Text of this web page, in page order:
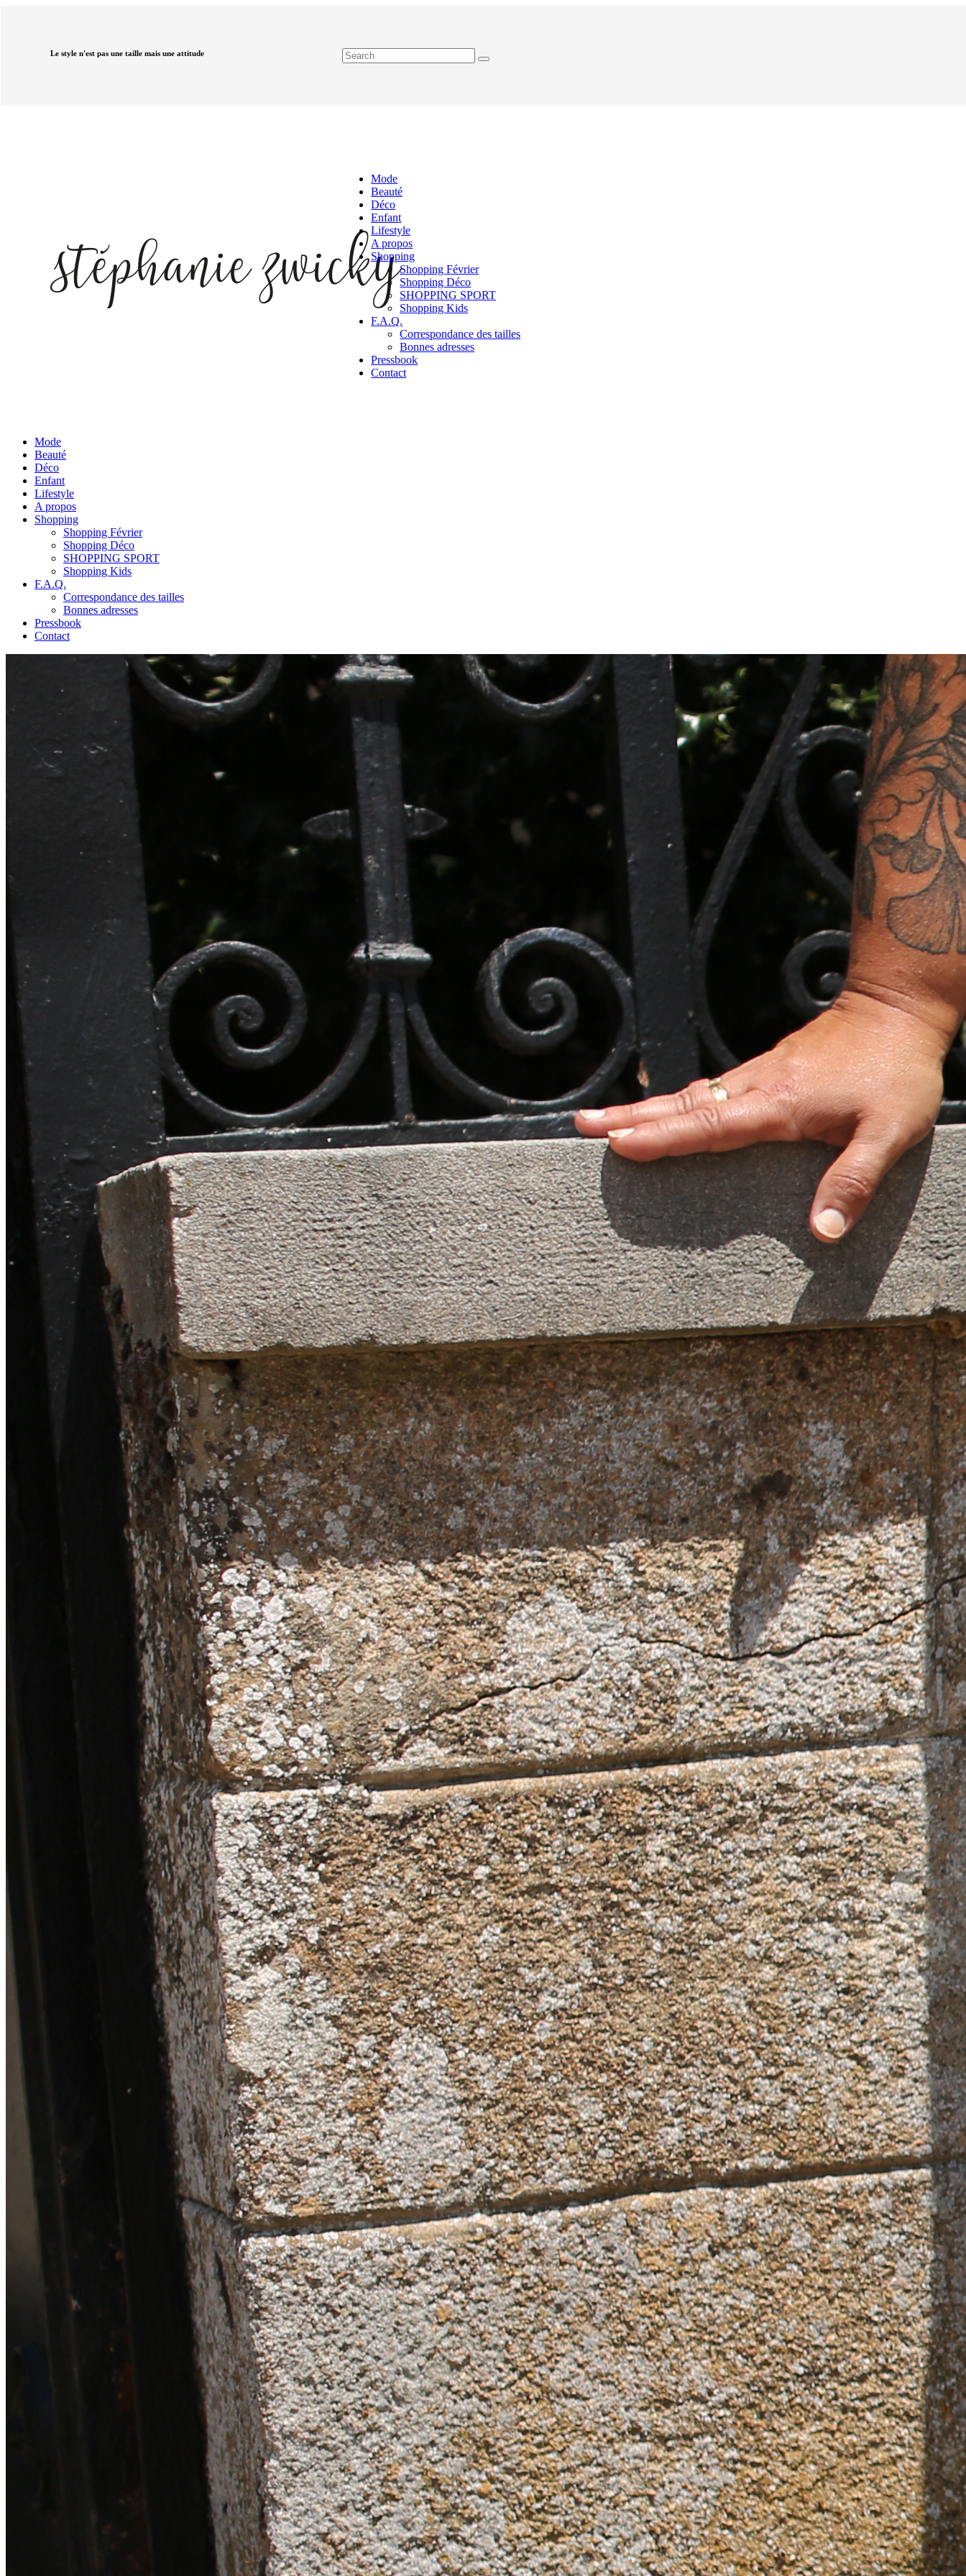
Le style n'est pas une taille mais une attitude
Mode
Beauté
Déco
Enfant
Lifestyle
A propos
Shopping
Shopping Février
Shopping Déco
SHOPPING SPORT
Shopping Kids
F.A.Q.
Correspondance des tailles
Bonnes adresses
Pressbook
Contact
Mode
Beauté
Déco
Enfant
Lifestyle
A propos
Shopping
Shopping Février
Shopping Déco
SHOPPING SPORT
Shopping Kids
F.A.Q.
Correspondance des tailles
Bonnes adresses
Pressbook
Contact